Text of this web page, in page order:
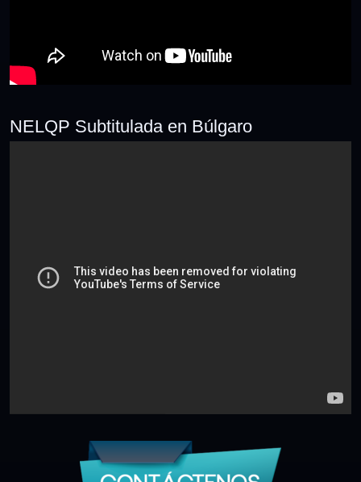
NELQP Subtitulada en Búlgaro